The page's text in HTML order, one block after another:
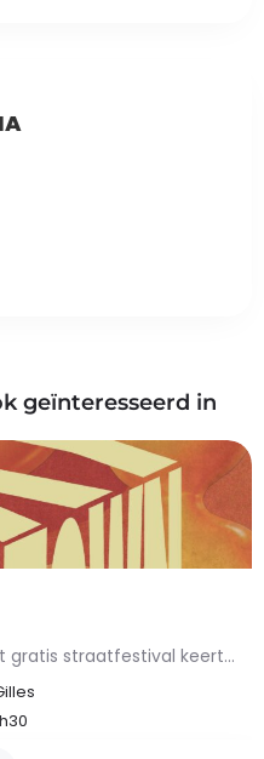
geïnteresseerd in
Funky Town in Saint-Gilles: het gratis straatfestival keert terug op 22 augustus 2026.Op zaterdag 22 augustus…